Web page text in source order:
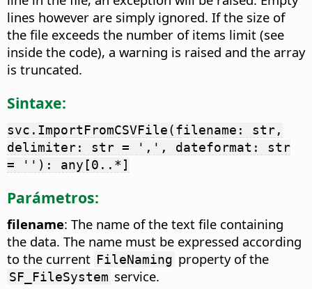
lines however are simply ignored. If the size of
the file exceeds the number of items limit (see
inside the code), a warning is raised and the array
is truncated.
Sintaxe:
svc.ImportFromCSVFile(filename: str,
delimiter: str = ',', dateformat: str
= ''): any[0..*]
Parámetros:
filename: The name of the text file containing
the data. The name must be expressed according
to the current FileNaming property of the
SF_FileSystem service.